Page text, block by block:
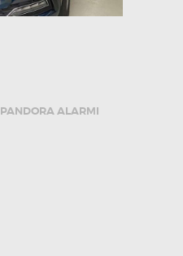
PANDORA ALARMI